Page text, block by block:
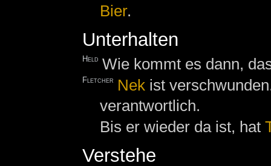
Bier.
Unterhalten
Held Wie kommt es dann,
Fletcher Nek ist
verantwortlich.
Bis er wieder da ist, hat
Verstehe